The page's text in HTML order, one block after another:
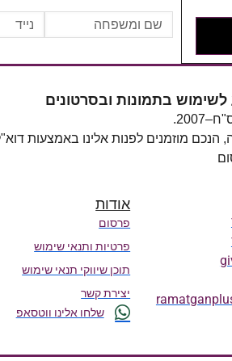
בתמונות ובסרטונים
מוזמנים לפנות אלינו באמצעות
אודות
פרסום
פרטיות ותנאי שימוש
תוכן שיווקי תנאי שימוש
יצירת קשר
שלחו אלינו ווטסאפ